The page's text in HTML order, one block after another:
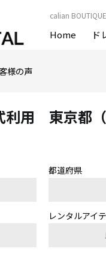
calian
Home ド
様の声
用 東京都（
都道府県
レンタルアイ